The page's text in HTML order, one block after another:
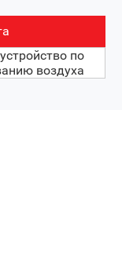
по
воздуха